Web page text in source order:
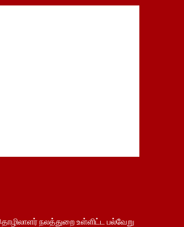
நலத்துறை உள்ளிட்ட பல்வேறு